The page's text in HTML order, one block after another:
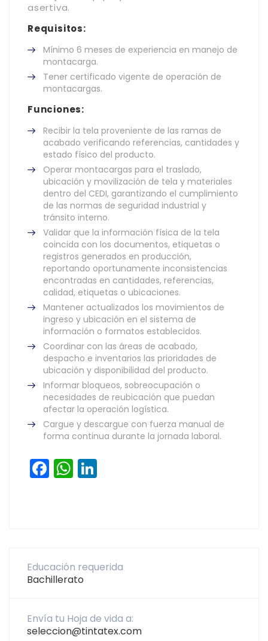
asertiva.
Requisitos:
Mínimo 6 meses de experiencia en manejo de
montacarga.
Tener certificado vigente de operación de
montacargas.
Funciones:
Recibir la tela proveniente de las ramas de
acabado verificando referencias, cantidades y
estado físico del producto.
Operar montacargas para el traslado,
ubicación y movilización de tela y materiales
dentro del CEDI, garantizando el cumplimiento
de las normas de seguridad industrial y
tránsito interno.
Validar que la información física de la tela
coincida con los documentos, etiquetas o
registros generados en producción,
reportando oportunamente inconsistencias
encontradas en cantidades, referencias,
calidad, etiquetas o ubicaciones.
Mantener actualizados los movimientos de
ingreso y ubicación en el sistema de
información o formatos establecidos.
Coordinar con las áreas de acabado,
despacho e inventarios las prioridades de
ubicación y disponibilidad del producto.
Informar bloqueos, sobreocupación o
necesidades de reubicación que puedan
afectar la operación logística.
Cargue y descargue con fuerza manual de
forma continua durante la jornada laboral.
Facebook
WhatsApp
Educación requerida
Bachillerato
Envía tu Hoja de vida a:
seleccion@tintatex.com